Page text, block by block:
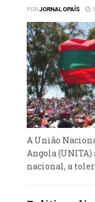
PORJORNAL OPAÍS
A União
Angola
nacional, a